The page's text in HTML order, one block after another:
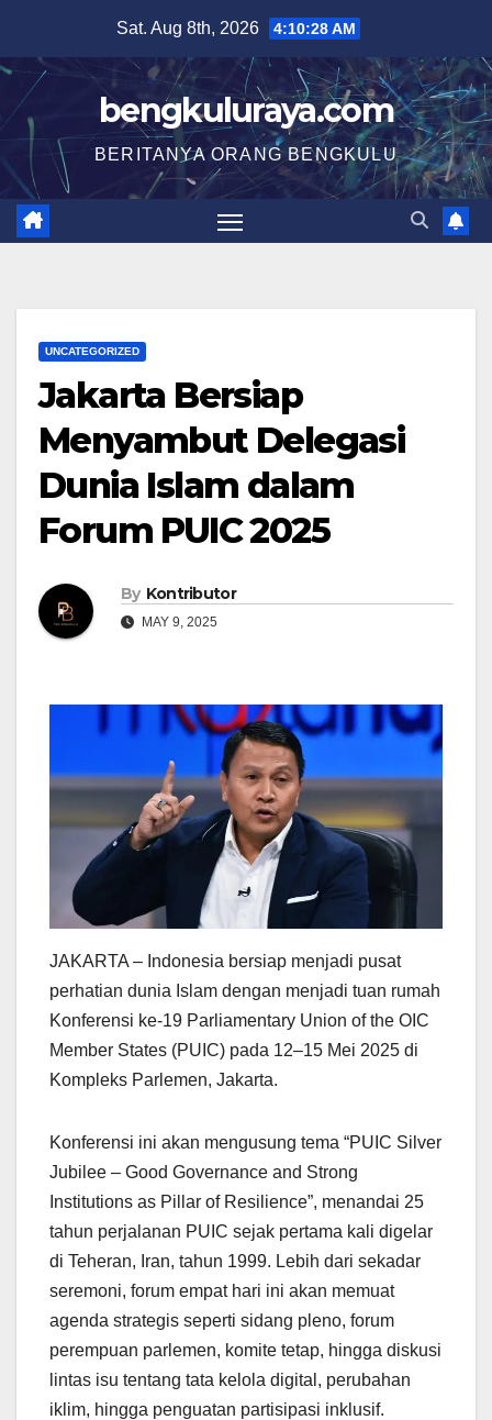
content
Sat. Aug 8th, 2026 4:10:29 AM
bengkuluraya.com
BERITANYA ORANG BENGKULU
UNCATEGORIZED
Jakarta Bersiap
Menyambut Delegasi
Dunia Islam dalam
Forum PUIC 2025
By Kontributor
MAY 9, 2025
JAKARTA – Indonesia bersiap menjadi pusat
perhatian dunia Islam dengan menjadi tuan rumah
Konferensi ke-19 Parliamentary Union of the OIC
Member States (PUIC) pada 12–15 Mei 2025 di
Kompleks Parlemen, Jakarta.
Konferensi ini akan mengusung tema “PUIC Silver
Jubilee – Good Governance and Strong
Institutions as Pillar of Resilience”, menandai 25
tahun perjalanan PUIC sejak pertama kali digelar
di Teheran, Iran, tahun 1999. Lebih dari sekadar
seremoni, forum empat hari ini akan memuat
agenda strategis seperti sidang pleno, forum
perempuan parlemen, komite tetap, hingga diskusi
lintas isu tentang tata kelola digital, perubahan
iklim, hingga penguatan partisipasi inklusif.